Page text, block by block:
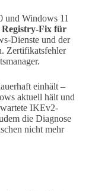
und Windows 11
Registry-Fix für
Dienste und der
Zertifikatsfehler
einhält –
aktuell hält und
IKEv2-
die Diagnose
nicht mehr